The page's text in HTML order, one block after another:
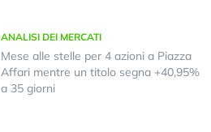
ANALISI DEI MERCATI
Mese alle stelle per 4 azioni a Piazza
Affari mentre un titolo segna +40,95%
a 35 giorni